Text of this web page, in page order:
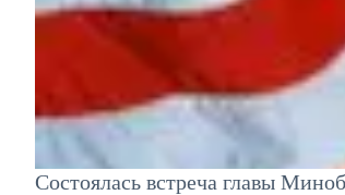
Состоялась встреча главы